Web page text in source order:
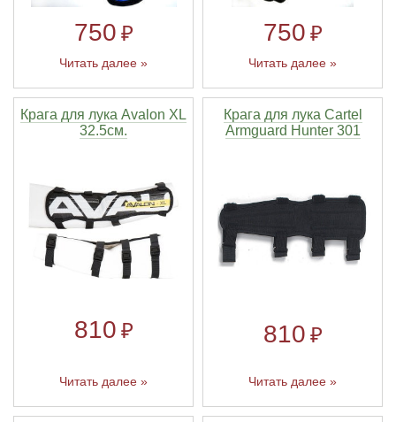
750 ₽
Читать далее »
750 ₽
Читать далее »
Крага для лука Avalon XL
32.5см.
810 ₽
Читать далее »
Крага для лука Cartel
Armguard Hunter 301
810 ₽
Читать далее »